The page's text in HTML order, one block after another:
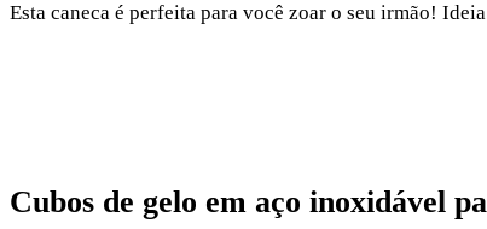
Esta caneca é perfeita para você zoar o seu irmão!
Cubos de gelo em aço inoxidável